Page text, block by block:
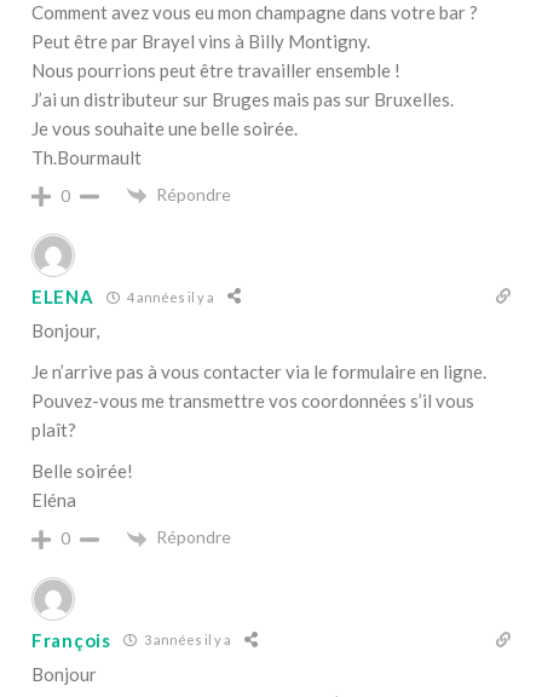
Comment avez vous eu mon champagne dans votre bar ?
Peut être par Brayel vins à Billy Montigny.
Nous pourrions peut être travailler ensemble !
J’ai un distributeur sur Bruges mais pas sur Bruxelles.
Je vous souhaite une belle soirée.
Th.Bourmault
0 Répondre
ELENA 4 années il y a
Bonjour,
Je n’arrive pas à vous contacter via le formulaire en ligne.
Pouvez-vous me transmettre vos coordonnées s’il vous
plaît?
Belle soirée!
Eléna
0 Répondre
François 3 années il y a
Bonjour